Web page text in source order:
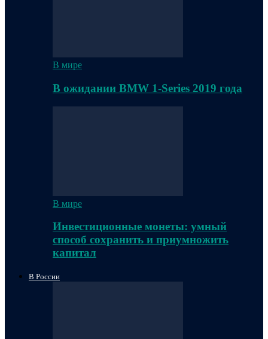
В мире
В ожидании BMW 1-Series 2019 года
В мире
Инвестиционные монеты: умный
способ сохранить и приумножить
капитал
В России